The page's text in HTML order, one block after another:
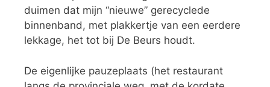
duimen dat mijn “nieuwe” gerecyclede
binnenband, met plakkertje van een eerdere
lekkage, het tot bij De Beurs houdt.
De eigenlijke pauzeplaats (het restaurant